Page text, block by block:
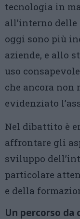
tecnologia in
all’interno delle
oggi sono più
aziende, e allo
uso
che ancora non
evidenziato
Nel dibattito è
affrontare gli
sviluppo
particolare
e della
Un percorso da